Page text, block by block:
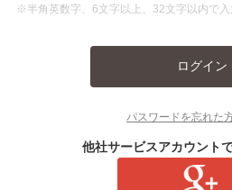
※半角英数字、6文字以上、32文字以内で
ログイン
パスワードを忘れた
他社サービスアカウント